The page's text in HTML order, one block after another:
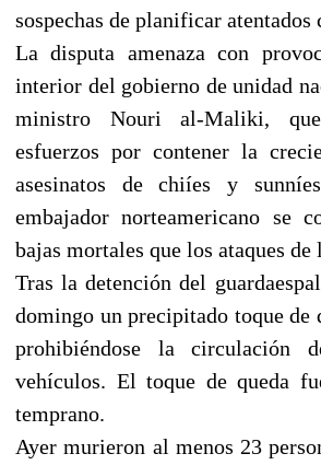
sospechas de planificar atentados
La disputa amenaza con
interior del gobierno de unidad
ministro Nouri al-Maliki,
esfuerzos por contener la
asesinatos de chiíes y
embajador norteamericano se
bajas mortales que los ataques de
Tras la detención del
domingo un precipitado toque de
prohibiéndose la circulación
vehículos. El toque de queda
temprano.
Ayer murieron al menos 23